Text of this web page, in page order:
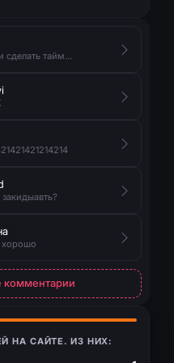
закидыавть?
хорошо
комментарии
НА САЙТЕ. ИЗ НИХ: